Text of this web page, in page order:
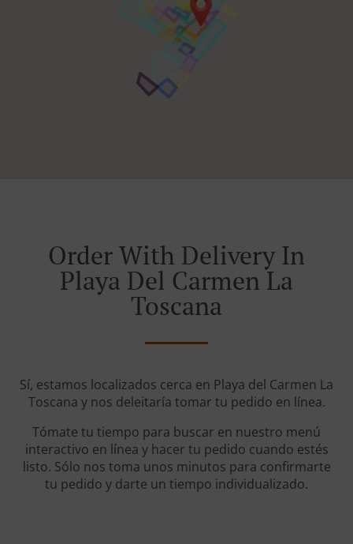
Order With Delivery In
Playa Del Carmen La
Toscana
Sí, estamos localizados cerca en Playa del Carmen La
Toscana y nos deleitaría tomar tu pedido en línea.
Tómate tu tiempo para buscar en nuestro menú
interactivo en línea y hacer tu pedido cuando estés
listo. Sólo nos toma unos minutos para confirmarte
tu pedido y darte un tiempo individualizado.